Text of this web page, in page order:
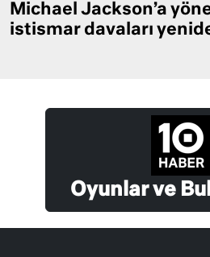
Michael Jackson’a
istismar davaları
Oyunlar ve